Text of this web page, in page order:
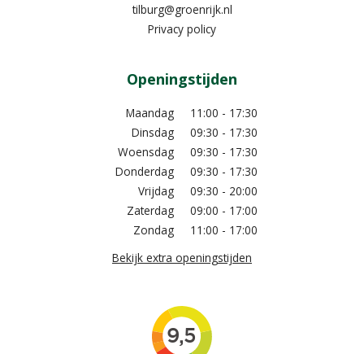
tilburg@groenrijk.nl
Privacy policy
Openingstijden
Maandag
11:00 - 17:30
Dinsdag
09:30 - 17:30
Woensdag
09:30 - 17:30
Donderdag
09:30 - 17:30
Vrijdag
09:30 - 20:00
Zaterdag
09:00 - 17:00
Zondag
11:00 - 17:00
Bekijk extra openingstijden